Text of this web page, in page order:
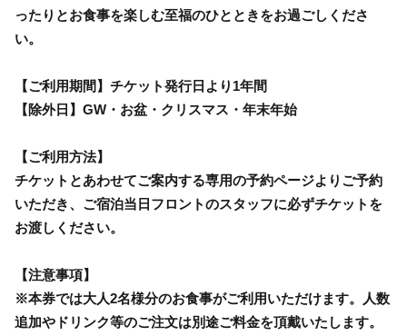
ったりとお食事を楽しむ至福のひとときをお過ごしくださ
い。
【ご利用期間】チケット発行日より1年間
【除外日】GW・お盆・クリスマス・年末年始
【ご利用方法】
チケットとあわせてご案内する専用の予約ページよりご予約
いただき、ご宿泊当日フロントのスタッフに必ずチケットを
お渡しください。
【注意事項】
※本券では大人2名様分のお食事がご利用いただけます。人数
追加やドリンク等のご注文は別途ご料金を頂戴いたします。